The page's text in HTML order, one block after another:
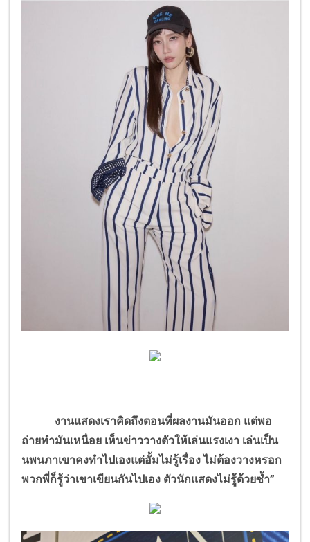
งานแสดงเราคิดถึงตอนที่ผลงานมันออก แต่พอ
ถ่ายทำมันเหนื่อย เห็นข่าววางตัวให้เล่นแรงเงา เล่นเป็น
นพนภาเขาคงทำไปเองแต่อั้มไม่รู้เรื่อง ไม่ต้องวางหรอก
พวกพี่ก็รู้ว่าเขาเขียนกันไปเอง ตัวนักแสดงไม่รู้ด้วยซ้ำ”